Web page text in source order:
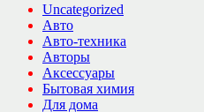
Uncategorized
Авто
Авто-техника
Авторы
Аксессуары
Бытовая химия
Для дома